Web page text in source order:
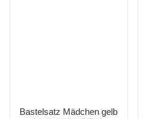
Bastelsatz Mädchen gelb